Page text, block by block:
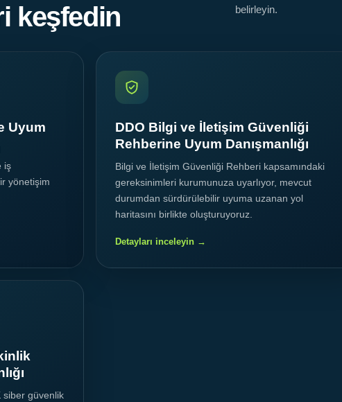
keşfedin
belirleyin.
Uyum
iş
yönetişim
DDO Bilgi ve İletişim Güvenliği
Rehberine Uyum Danışmanlığı
Bilgi ve İletişim Güvenliği Rehberi kapsamındaki
gereksinimleri kurumunuza uyarlıyor, mevcut
durumdan sürdürülebilir uyuma uzanan yol
haritasını birlikte oluşturuyoruz.
Detayları inceleyin →
siber güvenlik